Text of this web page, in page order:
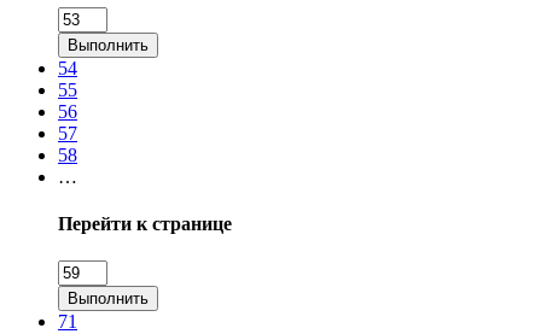
Выполнить
54
55
56
57
58
…
Перейти к странице
Выполнить
71